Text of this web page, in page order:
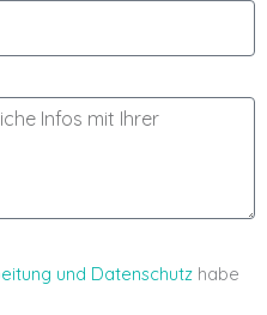
und Datenschutz habe